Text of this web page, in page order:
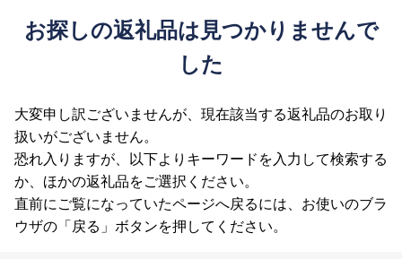
お探しの返礼品は見つかりませんで
した
大変申し訳ございませんが、現在該当する返礼品のお取り
扱いがございません。
恐れ入りますが、以下よりキーワードを入力して検索する
か、ほかの返礼品をご選択ください。
直前にご覧になっていたページへ戻るには、お使いのブラ
ウザの「戻る」ボタンを押してください。